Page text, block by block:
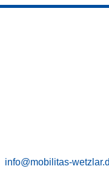
info@mobilitas-